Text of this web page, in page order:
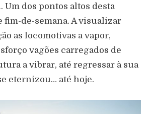
Um dos pontos altos desta
fim-de-semana. A visualizar
as locomotivas a vapor,
vagões carregados de
a vibrar, até regressar à sua
eternizou… até hoje.